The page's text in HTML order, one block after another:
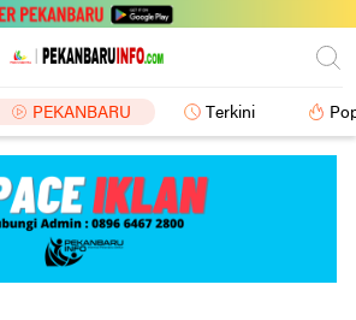
PEKANBARU Terkini